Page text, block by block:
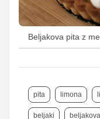
Beljakova pita z
pita limona
beljaki beljakova